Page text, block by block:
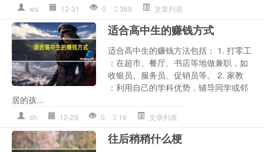
ws 12-31 0 369 文章列表
适合高中生的赚钱方式
适合高中生的赚钱方法包括： 1. 打零工
：在超市、餐厅、书店等地做兼职，如
收银员、服务员、促销员等。 2. 家教
：利用自己的学科优势，辅导同学或邻
居的孩...
sh 12-29 0 16 文章列表
往后稍稍什么梗